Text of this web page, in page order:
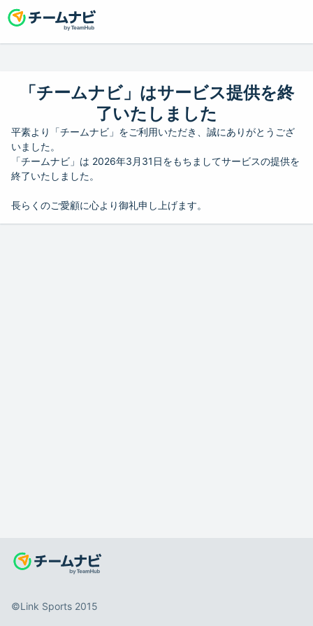
「チームナビ」はサービス提供を終
了いたしました
平素より「チームナビ」をご利用いただき、誠にありがとうござ
いました。
「チームナビ」は 2026年3月31日をもちましてサービスの提供を
終了いたしました。
長らくのご愛顧に心より御礼申し上げます。
©️Link Sports 2015